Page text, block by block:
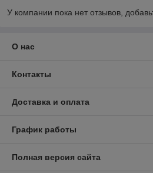
У компании пока нет отзывов,
О нас
Контакты
Доставка и оплата
График работы
Полная версия сайта